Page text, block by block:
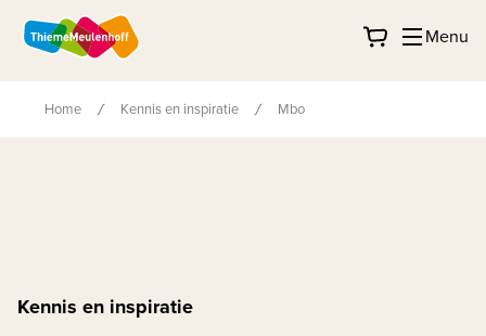
Menu
Home Kennis en inspiratie Mbo
Kennis en inspiratie